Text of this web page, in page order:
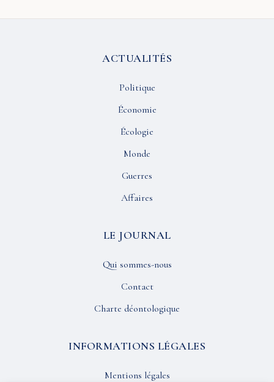
ACTUALITÉS
Politique
Économie
Écologie
Monde
Guerres
Affaires
LE JOURNAL
Qui sommes-nous
Contact
Charte déontologique
INFORMATIONS LÉGALES
Mentions légales